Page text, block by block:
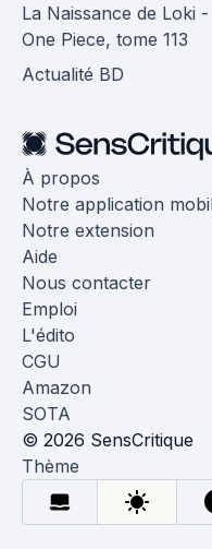
La Naissance de Loki -
One Piece, tome 113
Actualité BD
À propos
Notre application
Notre extension
Aide
Nous contacter
Emploi
L'édito
CGU
Amazon
SOTA
© 2026 SensCritique
Thème